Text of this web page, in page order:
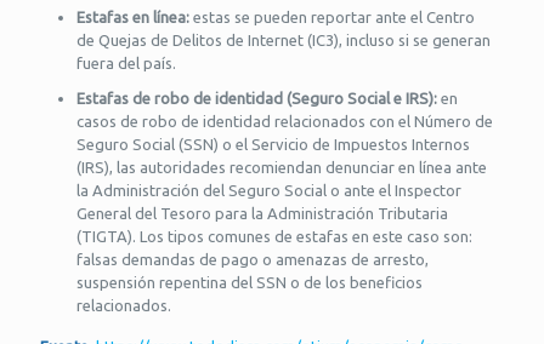
Estafas en línea: estas se pueden reportar ante el Centro
de Quejas de Delitos de Internet (IC3), incluso si se generan
fuera del país.
Estafas de robo de identidad (Seguro Social e IRS): en
casos de robo de identidad relacionados con el Número de
Seguro Social (SSN) o el Servicio de Impuestos Internos
(IRS), las autoridades recomiendan denunciar en línea ante
la Administración del Seguro Social o ante el Inspector
General del Tesoro para la Administración Tributaria
(TIGTA). Los tipos comunes de estafas en este caso son:
falsas demandas de pago o amenazas de arresto,
suspensión repentina del SSN o de los beneficios
relacionados.